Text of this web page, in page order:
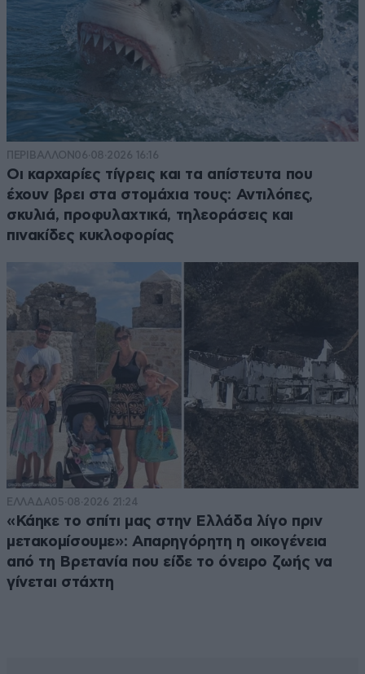
ΠΕΡΙΒΑΛΛΟΝ06·08·2026 16:16
Οι καρχαρίες τίγρεις και τα απίστευτα που
έχουν βρει στα στομάχια τους: Αντιλόπες,
σκυλιά, προφυλαχτικά, τηλεοράσεις και
πινακίδες κυκλοφορίας
ΕΛΛΑΔΑ05·08·2026 21:24
«Κάηκε το σπίτι μας στην Ελλάδα λίγο πριν
μετακομίσουμε»: Απαρηγόρητη η οικογένεια
από τη Βρετανία που είδε το όνειρο ζωής να
γίνεται στάχτη